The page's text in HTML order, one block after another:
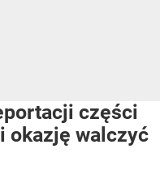
części
okazję walczyć